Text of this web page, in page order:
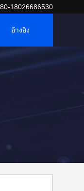
18026686530
อ้างอิง